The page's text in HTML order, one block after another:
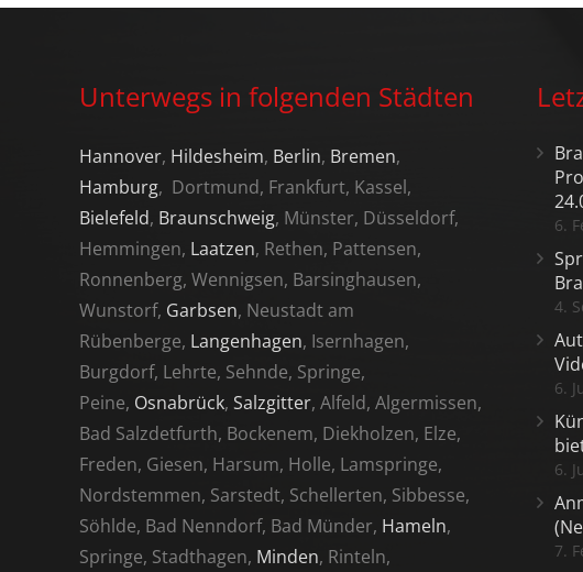
Unterwegs in folgenden Städten
Hannover, Hildesheim, Berlin, Bremen,
Hamburg, Dortmund, Frankfurt, Kassel,
Bielefeld, Braunschweig, Münster, Düsseldorf,
Hemmingen, Laatzen, Rethen, Pattensen,
Ronnenberg, Wennigsen, Barsinghausen,
Wunstorf, Garbsen, Neustadt am
Rübenberge, Langenhagen, Isernhagen,
Burgdorf, Lehrte, Sehnde, Springe,
Peine, Osnabrück, Salzgitter, Alfeld, Algermissen,
Bad Salzdetfurth, Bockenem, Diekholzen, Elze,
Freden, Giesen, Harsum, Holle, Lamspringe,
Nordstemmen, Sarstedt, Schellerten, Sibbesse,
Söhlde, Bad Nenndorf, Bad Münder, Hameln,
Springe, Stadthagen, Minden, Rinteln,
6.
4.
6.
6.
7.